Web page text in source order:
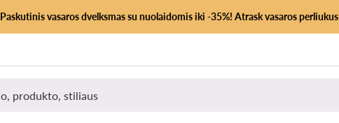
Paskutinis vasaros dvelksmas su nuolaidomis iki -35%! Atrask vasaros perliukus